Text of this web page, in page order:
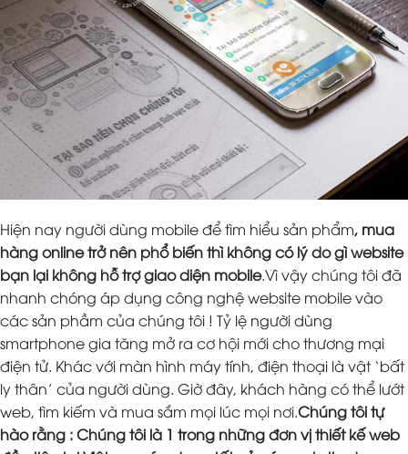
Hiện nay người dùng mobile để tìm hiểu sản phẩm, mua
hàng online trở nên phổ biến thì không có lý do gì website
bạn lại không hỗ trợ giao diện mobile.Vì vậy chúng tôi đã
nhanh chóng áp dụng công nghệ website mobile vào
các sản phầm của chúng tôi ! Tỷ lệ người dùng
smartphone gia tăng mở ra cơ hội mới cho thương mại
điện tử. Khác với màn hình máy tính, điện thoại là vật ‘bất
ly thân’ của người dùng. Giờ đây, khách hàng có thể lướt
web, tìm kiếm và mua sắm mọi lúc mọi nơi.Chúng tôi tự
hào rằng : Chúng tôi là 1 trong những đơn vị thiết kế web